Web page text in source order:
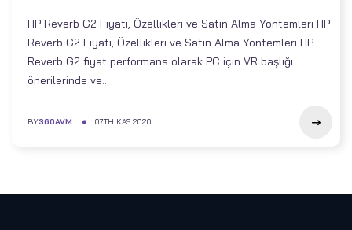
HP Reverb G2 Fiyatı, Özellikleri ve Satın Alma Yöntemleri HP
Reverb G2 Fiyatı, Özellikleri ve Satın Alma Yöntemleri HP
Reverb G2 fiyat performans olarak PC için VR başlığı
önerilerinde ve...
BY360AVM 07TH KAS 2020